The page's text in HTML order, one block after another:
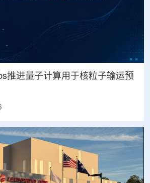
推进量子计算用于核粒子输运预